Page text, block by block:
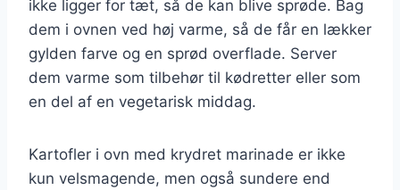
ikke ligger for tæt, så de kan blive sprøde. Bag
dem i ovnen ved høj varme, så de får en lækker
gylden farve og en sprød overflade. Server
dem varme som tilbehør til kødretter eller som
en del af en vegetarisk middag.
Kartofler i ovn med krydret marinade er ikke
kun velsmagende, men også sundere end